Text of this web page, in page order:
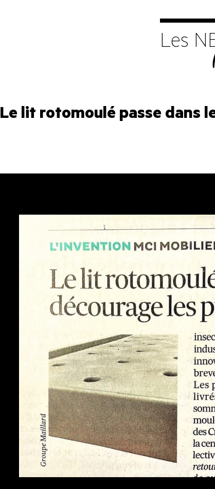
Les
Le lit rotomoulé passe dans